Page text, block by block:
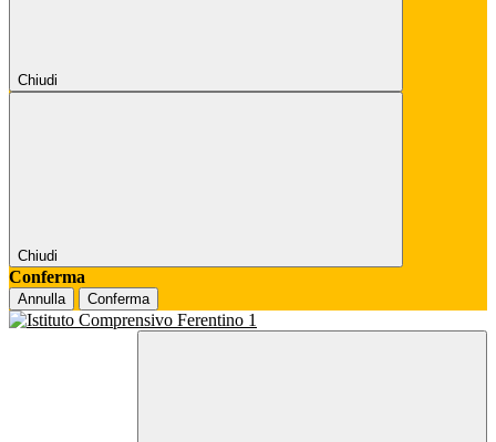
Chiudi
Chiudi
Conferma
Annulla Conferma